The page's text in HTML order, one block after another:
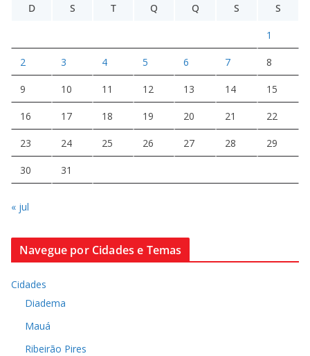
D
S T Q Q S S
1
2 3 4 5 6 7 8
9 10 11 12 13 14 15
16 17 18 19 20 21 22
23 24 25 26 27 28 29
30 31
« jul
Navegue por Cidades e Temas
Cidades
Diadema
Mauá
Ribeirão Pires